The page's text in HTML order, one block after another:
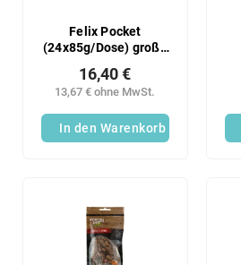
Felix Pocket
(24x85g/Dose) große
13,67 € ohne MwSt.
16,40 €
In den Warenkorb